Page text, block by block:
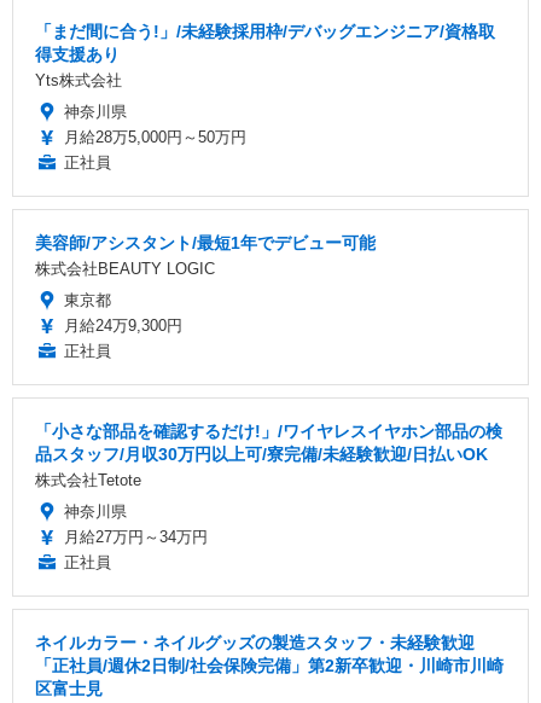
「まだ間に合う!」/未経験採用枠/デバッグエンジニア/資格取
得支援あり
Yts株式会社
神奈川県
月給28万5,000円～50万円
正社員
美容師/アシスタント/最短1年でデビュー可能
株式会社BEAUTY LOGIC
東京都
月給24万9,300円
正社員
「小さな部品を確認するだけ!」/ワイヤレスイヤホン部品の検
品スタッフ/月収30万円以上可/寮完備/未経験歓迎/日払いOK
株式会社Tetote
神奈川県
月給27万円～34万円
正社員
ネイルカラー・ネイルグッズの製造スタッフ・未経験歓迎
「正社員/週休2日制/社会保険完備」第2新卒歓迎・川崎市川崎
区富士見